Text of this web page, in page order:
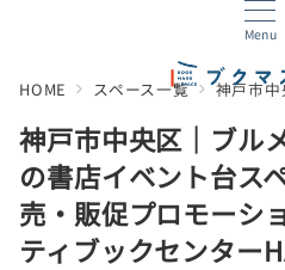
Menu
HOME スペース一覧 神戸市中央区｜ブルメールHAT神戸
神戸市中央区｜ブル
の書店イベント台ス
売・販促プロモーシ
ティブックセンター